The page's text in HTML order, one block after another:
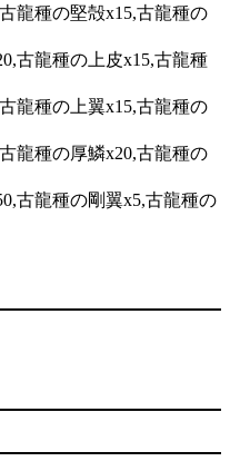
龍種の堅殻x15,古龍種の
古龍種の上皮x15,古龍種
龍種の上翼x15,古龍種の
龍種の厚鱗x20,古龍種の
古龍種の剛翼x5,古龍種の